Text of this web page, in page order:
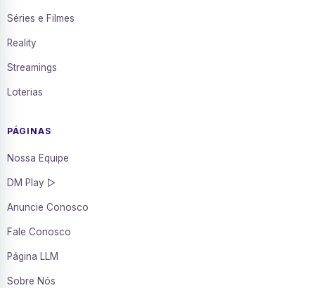
Séries e Filmes
Reality
Streamings
Loterias
PÁGINAS
Nossa Equipe
DM Play ▷
Anuncie Conosco
Fale Conosco
Página LLM
Sobre Nós